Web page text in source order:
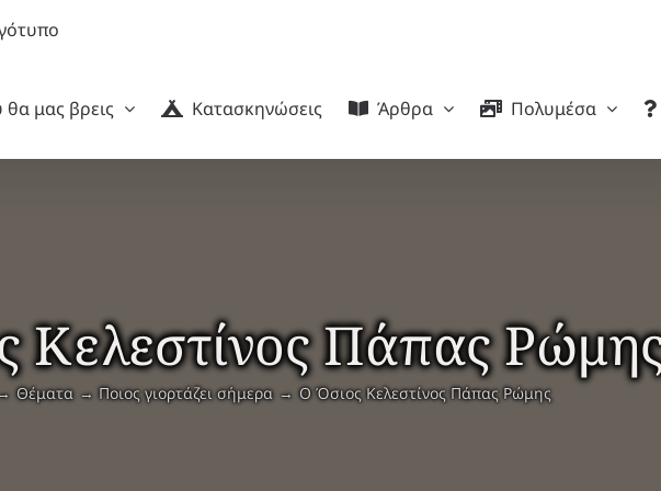
μας βρεις
Κατασκηνώσεις Άρθρα Πολυμέσα
Κελεστίνος Πάπας
Θέματα Ποιος γιορτάζει σήμερα Ο Όσιος Κελεστίνος Πάπας Ρώμης